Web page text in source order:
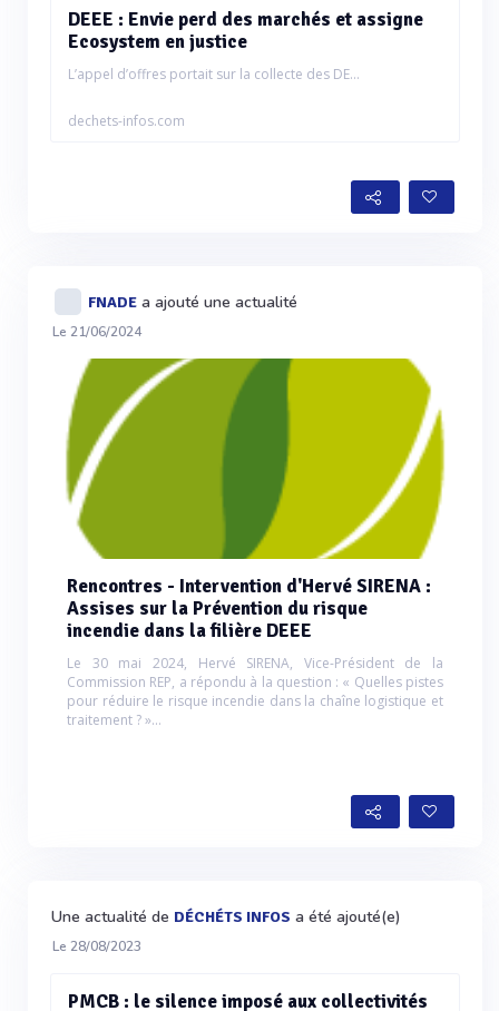
DEEE : Envie perd des marchés et assigne
Ecosystem en justice
L’appel d’offres portait sur la collecte des DE...
dechets-infos.com
FNADE a ajouté une actualité
Le 21/06/2024
Rencontres - Intervention d'Hervé SIRENA :
Assises sur la Prévention du risque
incendie dans la filière DEEE
Le 30 mai 2024, Hervé SIRENA, Vice-Président de la
Commission REP, a répondu à la question : « Quelles pistes
pour réduire le risque incendie dans la chaîne logistique et
traitement ? »...
Une actualité de DÉCHÉTS INFOS a été ajouté(e)
Le 28/08/2023
PMCB : le silence imposé aux collectivités